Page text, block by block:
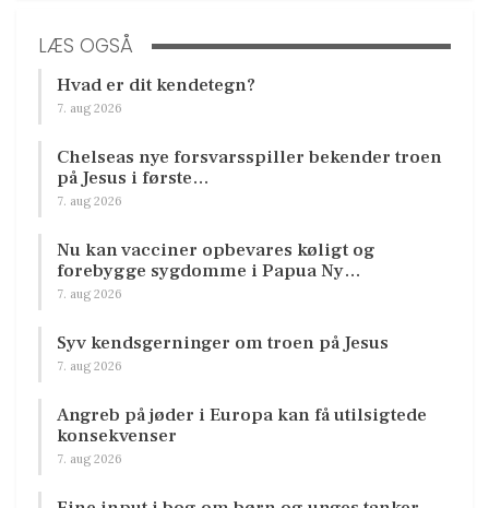
LÆS OGSÅ
Hvad er dit kendetegn?
7. aug 2026
Chelseas nye forsvarsspiller bekender troen
på Jesus i første…
7. aug 2026
Nu kan vacciner opbevares køligt og
forebygge sygdomme i Papua Ny…
7. aug 2026
Syv kendsgerninger om troen på Jesus
7. aug 2026
Angreb på jøder i Europa kan få utilsigtede
konsekvenser
7. aug 2026